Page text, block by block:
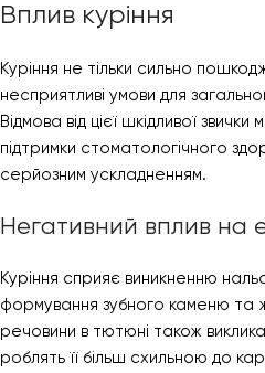
Вплив куріння
Куріння не тільки сильно
несприятливі умови для
Відмова від цієї шкідливої
підтримки стоматологічного
серйозним ускладненням.
Негативний вплив на
Куріння сприяє виникненню
формування зубного каменю та
речовини в тютюні також
роблять її більш схильною до